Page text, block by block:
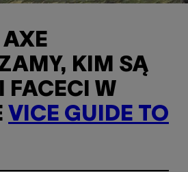
AXE
KIM SĄ
FACECI W
VICE GUIDE TO